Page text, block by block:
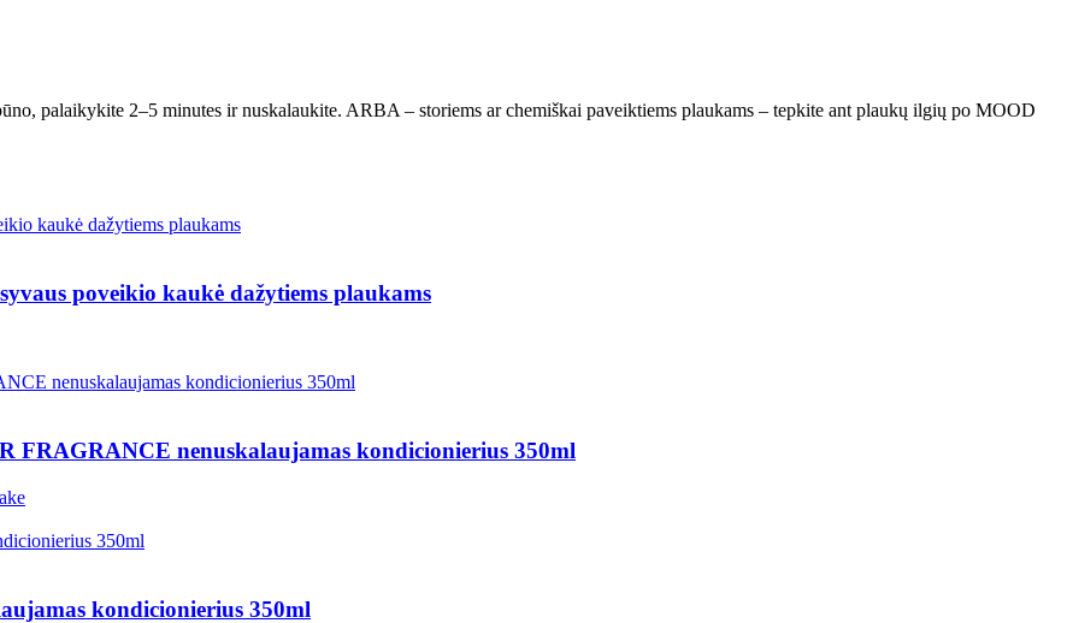
palaikykite 2–5 minutes ir nuskalaukite. ARBA – storiems ar chemiškai paveiktiems plaukams – tepkite ant plaukų ilgių po MOOD
poveikio kaukė dažytiems plaukams
nenuskalaujamas kondicionierius 350ml
kondicionierius 350ml